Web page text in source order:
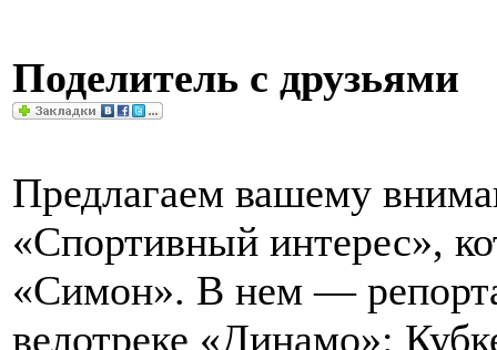
Поделитель с друзьями
Предлагаем вашему
«Спортивный интерес»,
«Симон». В нем —
велотреке «Динамо»: